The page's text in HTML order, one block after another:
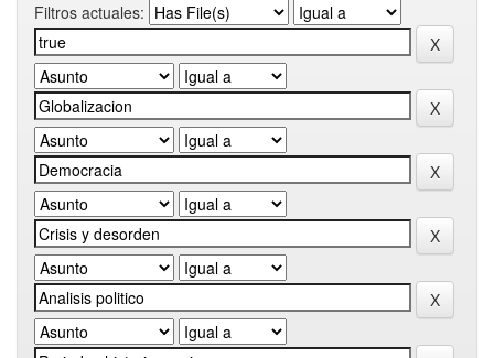
Filtros actuales: